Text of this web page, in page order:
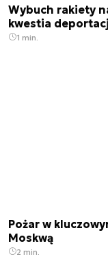
Wybuch rakiety
kwestia
1 min.
Pożar w
Moskwą
2 min.